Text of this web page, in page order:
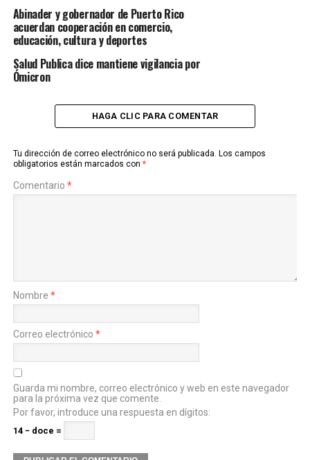
Abinader y gobernador de Puerto Rico
acuerdan cooperación en comercio,
educación, cultura y deportes
Salud Publica dice mantiene vigilancia por
Ómicron
HAGA CLIC PARA COMENTAR
Tu dirección de correo electrónico no será publicada. Los campos
obligatorios están marcados con *
Comentario *
Nombre *
Correo electrónico *
Guarda mi nombre, correo electrónico y web en este navegador
para la próxima vez que comente.
Por favor, introduce una respuesta en dígitos:
14 − doce =